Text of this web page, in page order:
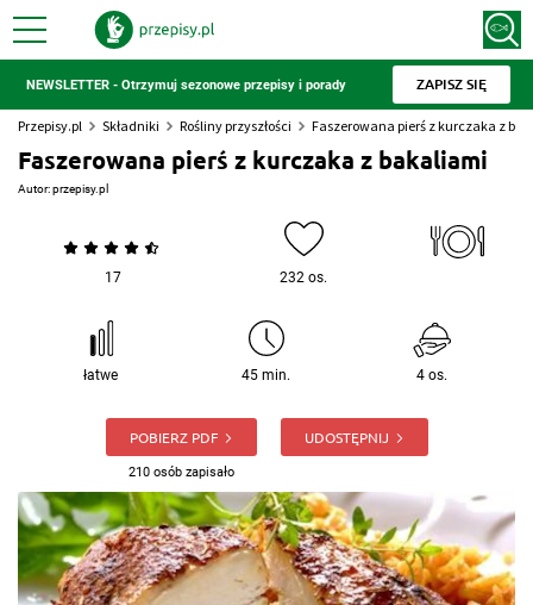
NEWSLETTER - Otrzymuj sezonowe przepisy i porady ZAPISZ SIĘ
Przepisy.pl Składniki Rośliny przyszłości Faszerowana pierś z kurczaka z
Faszerowana pierś z kurczaka z bakaliami
Autor:przepisy.pl
17 232 os.
łatwe 45 min. 4 os.
POBIERZ PDF
210 osób zapisało
UDOSTĘPNIJ